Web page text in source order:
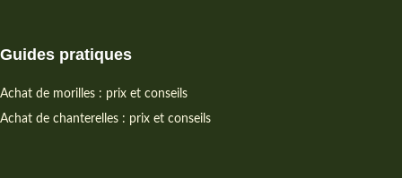
Guides pratiques
Achat de morilles : prix et conseils
Achat de chanterelles : prix et conseils